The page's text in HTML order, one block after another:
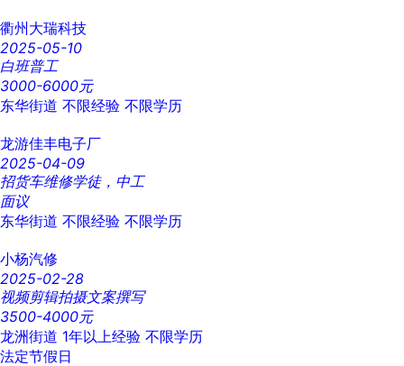
衢州大瑞科技
2025-05-10
白班普工
3000-6000元
东华街道 不限经验 不限学历
龙游佳丰电子厂
2025-04-09
招货车维修学徒，中工
面议
东华街道 不限经验 不限学历
小杨汽修
2025-02-28
视频剪辑拍摄文案撰写
3500-4000元
龙洲街道 1年以上经验 不限学历
法定节假日